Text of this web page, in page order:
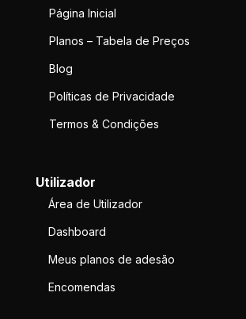
Página Inicial
Planos – Tabela de Preços
Blog
Políticas de Privacidade
Termos & Condições
Utilizador
Área de Utilizador
Dashboard
Meus planos de adesão
Encomendas